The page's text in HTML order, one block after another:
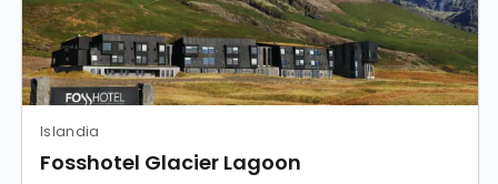
Islandia
Fosshotel Glacier Lagoon